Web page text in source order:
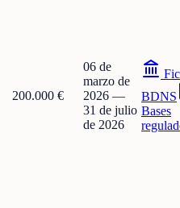
200.000 €
06 de
marzo de
2026 —
31 de julio
de 2026
BDNS
Bases